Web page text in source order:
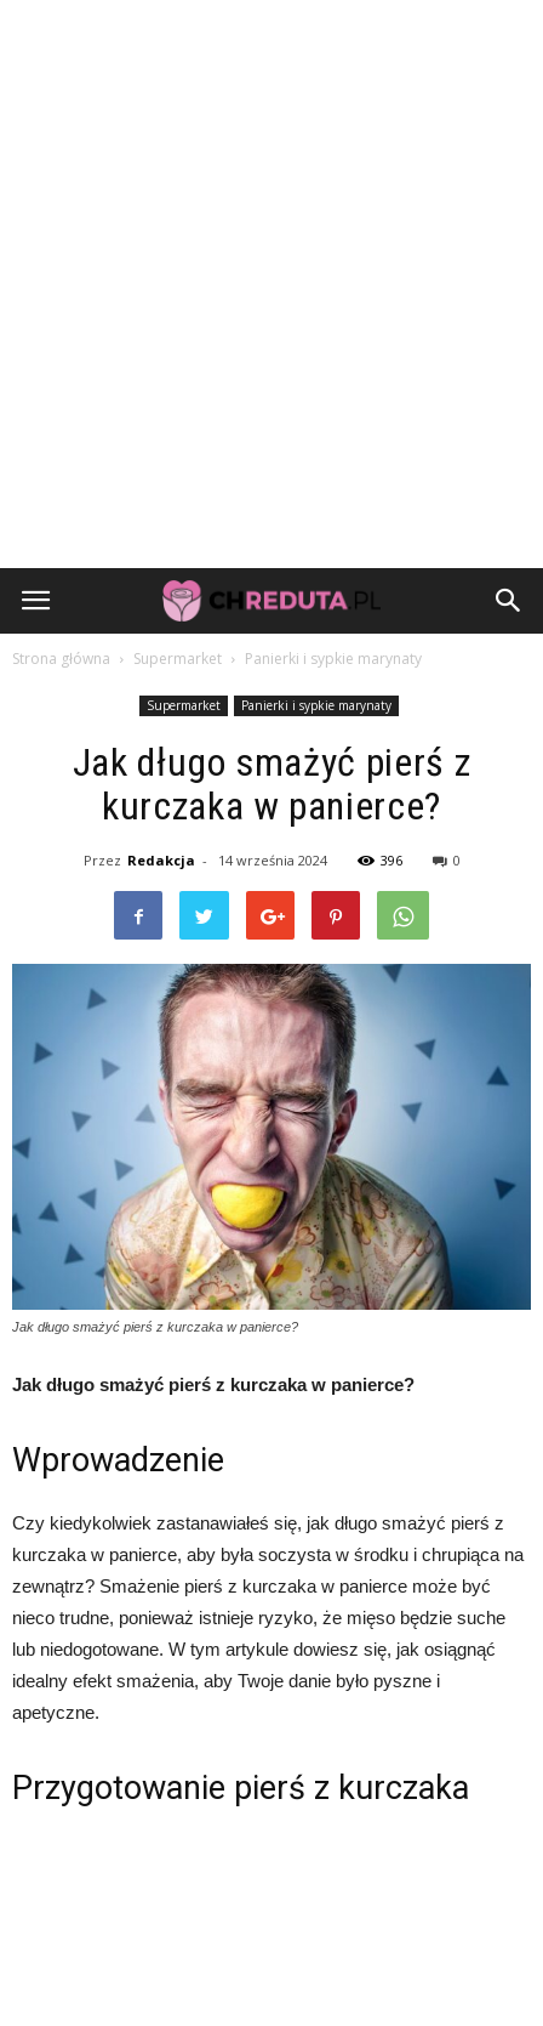
Strona główna Supermarket Panierki i sypkie marynaty
Supermarket Panierki i sypkie marynaty
Jak długo smażyć pierś z
kurczaka w panierce?
Przez Redakcja - 14 września 2024 396 0
Jak długo smażyć pierś z kurczaka w panierce?
Jak długo smażyć pierś z kurczaka w panierce?
Wprowadzenie
Czy kiedykolwiek zastanawiałeś się, jak długo smażyć pierś z
kurczaka w panierce, aby była soczysta w środku i chrupiąca na
zewnątrz? Smażenie pierś z kurczaka w panierce może być
nieco trudne, ponieważ istnieje ryzyko, że mięso będzie suche
lub niedogotowane. W tym artykule dowiesz się, jak osiągnąć
idealny efekt smażenia, aby Twoje danie było pyszne i
apetyczne.
Przygotowanie pierś z kurczaka